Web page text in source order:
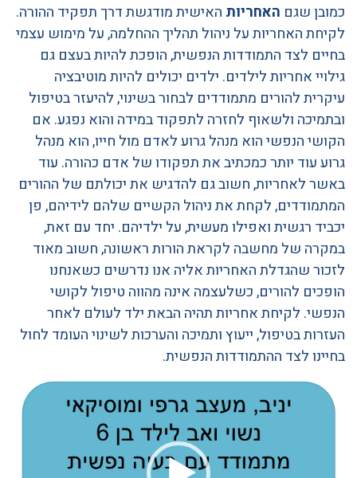
כמובן שגם האחריות האישית מודגשת דרך תפקיד ההורה.
לקיחת האחריות על ניהול תהליך ההחלמה, על מימוש עצמי
בחיים לצד התמודדות הנפשית, הופכת להיות בעצם גם
גילויי אחריות לילדים. ילדים יכולים להיות מוטיבציה
עיקרית להורים מתמודדים לבחור בשינוי, להיעזר בטיפול
ובתמיכה ולשאוף לחזרה לתפקוד במידה והוא נפגע. אם
הקושי הנפשי הוא מנהל גרוע לאדם מול חייו, הוא מנהל
גרוע עוד יותר כמכתיב את תפקודו של אדם כהורה. עוד
באשר לאחריות, חשוב גם להדגיש את יכולתם של ההורים
המתמודדים, לקחת את ניהול הקשיים שלהם לידיהם, פן
יכביד רגשית ואפילו מעשית, על ילדיהם. יחד עם זאת,
במקרה של מחשבה לקראת הורות ראשונה, חשוב מאוד
לזכור שהגדלת האחריות אליה אנו נדרשים כשאנחנו
הופכים להורים, כשלעצמה אינה מהווה טיפול לקושי
הנפשי. לקיחת אחריות תהיה הבאת ילד לעולם לאחר
העזרות בטיפול, ייעוץ ותמיכה והערכות לשינוי העומד לחול
בחיינו לצד ההתמודדות הנפשית.
וידאו